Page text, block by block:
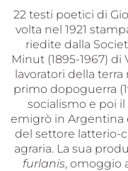
22 testi poetici di
volta nel 1921
riedite dalla
Minut (1895-1967)
lavoratori della
primo dopoguerra
socialismo e poi
emigrò in Argentina
del settore latterio-
agraria. La sua
furlanis, omoggio